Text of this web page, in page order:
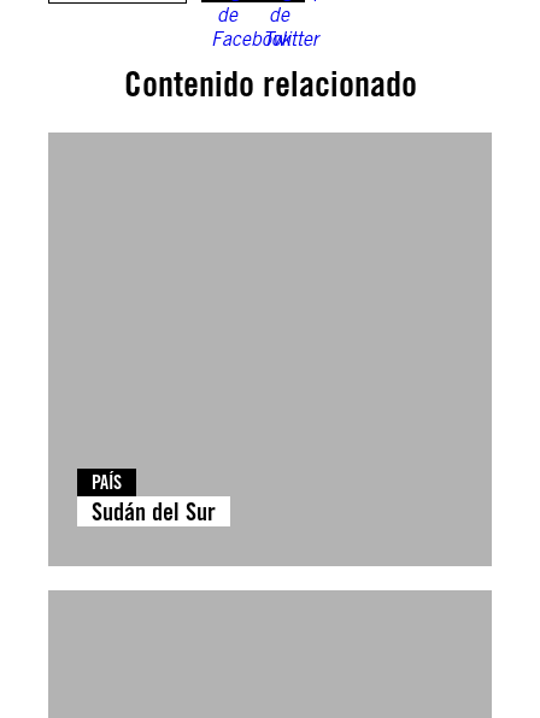
Contenido relacionado
PAÍS
Sudán del Sur